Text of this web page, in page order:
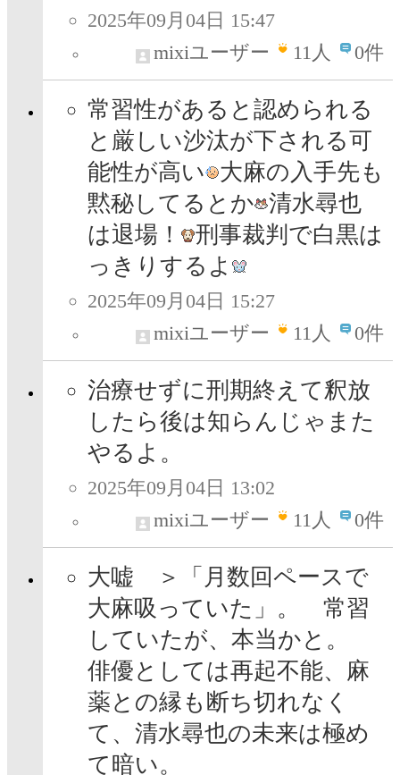
2025年09月04日 15:47
mixiユーザー
11人 0件
常習性があると認められる
と厳しい沙汰が下される可
能性が高い
大麻の入手先も
黙秘してるとか 清水尋也
は退場！
刑事裁判で白黒は
っきりするよ
2025年09月04日 15:27
mixiユーザー
11人 0件
治療せずに刑期終えて釈放
したら後は知らんじゃまた
やるよ。
2025年09月04日 13:02
mixiユーザー
11人 0件
大嘘 ＞「月数回ペースで
大麻吸っていた」。 常習
していたが、本当かと。
俳優としては再起不能、麻
薬との縁も断ち切れなく
て、清水尋也の未来は極め
て暗い。